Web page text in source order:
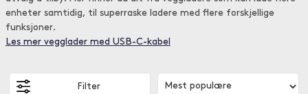
enheter samtidig, til superraske ladere med flere forskjellige
funksjoner.
Les mer vegglader med USB-C-kabel
Filter